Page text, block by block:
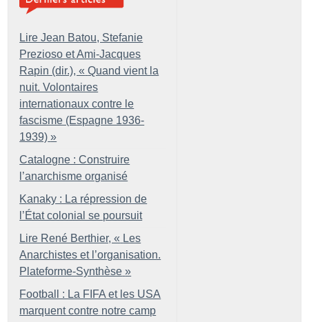
Lire Jean Batou, Stefanie
Prezioso et Ami-Jacques
Rapin (dir.), « Quand vient la
nuit. Volontaires
internationaux contre le
fascisme (Espagne 1936-
1939) »
Catalogne : Construire
l’anarchisme organisé
Kanaky : La répression de
l’État colonial se poursuit
Lire René Berthier, « Les
Anarchistes et l’organisation.
Plateforme-Synthèse »
Football : La FIFA et les USA
marquent contre notre camp